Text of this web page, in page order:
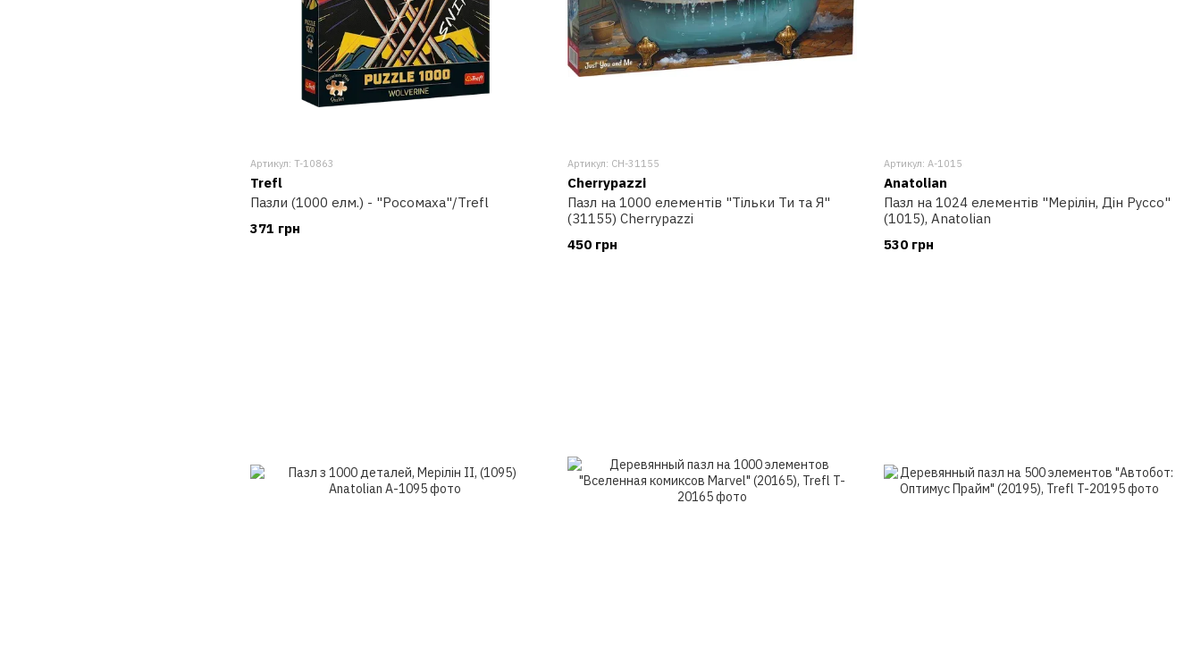
Артикул: T-10863
Trefl
Пазли (1000 елм.) - "Росомаха"/Trefl
371 грн
Артикул: CH-31155
Cherrypazzi
Пазл на 1000 елементів "Тільки Ти та Я"
(31155) Cherrypazzi
450 грн
Артикул: A-1015
Anatolian
Пазл на 1024 елементів "Мерілін, Дін Руссо"
(1015), Anatolian
530 грн